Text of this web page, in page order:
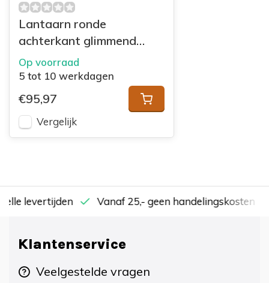
Lantaarn ronde
achterkant glimmend
zilver
Op voorraad
5 tot 10 werkdagen
€95,97
Vergelijk
levertijden Vanaf 25,- geen handelingskosten
Klantenservice
Veelgestelde vragen